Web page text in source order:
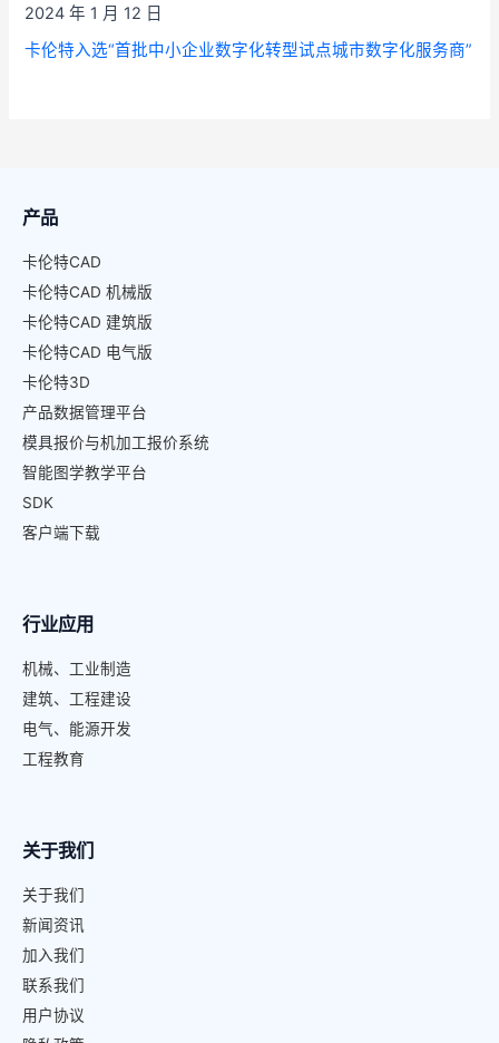
卡伦特入选“首批中小企业数字化转型试点城市数字化服务商”
2024 年 1 月 12 日
产品
卡伦特CAD
卡伦特CAD 机械版
卡伦特CAD 建筑版
卡伦特CAD 电气版
卡伦特3D
产品数据管理平台
模具报价与机加工报价系统
智能图学教学平台
SDK
客户端下载
行业应用
机械、工业制造
建筑、工程建设
电气、能源开发
工程教育
关于我们
关于我们
新闻资讯
加入我们
联系我们
用户协议